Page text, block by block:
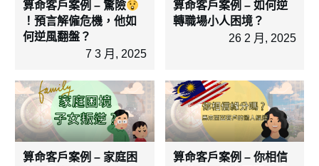
算命客戶案例 – 驚險
！預言解僱危機，他如
何逆風翻盤？
7 3 月, 2025
算命客戶案例 – 如何逆
轉職場小人困境？
26 2 月, 2025
算命客戶案例 – 家庭困
算命客戶案例 – 你相信